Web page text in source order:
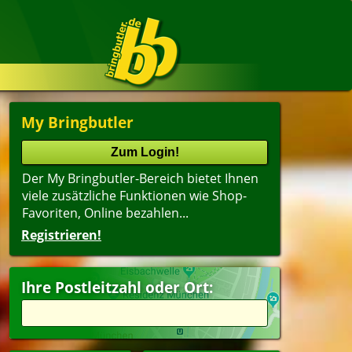
My Bringbutler
Der My Bringbutler-Bereich bietet Ihnen
viele zusätzliche Funktionen wie Shop-
Favoriten, Online bezahlen...
Registrieren!
Ihre Postleitzahl oder Ort: